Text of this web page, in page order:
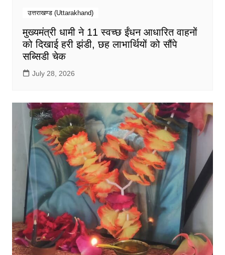
उत्तराखण्ड (Uttarakhand)
मुख्यमंत्री धामी ने 11 स्वच्छ ईंधन आधारित वाहनों
को दिखाई हरी झंडी, छह लाभार्थियों को सौंपे
सब्सिडी चेक
July 28, 2026